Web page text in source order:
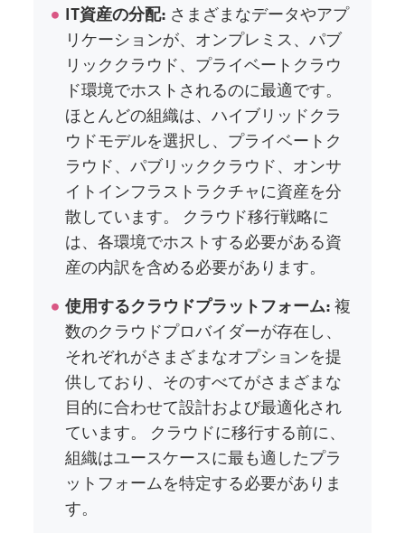
IT資産の分配: さまざまなデータやアプ
リケーションが、オンプレミス、パブ
リッククラウド、プライベートクラウ
ド環境でホストされるのに最適です。
ほとんどの組織は、ハイブリッドクラ
ウドモデルを選択し、プライベートク
ラウド、パブリッククラウド、オンサ
イトインフラストラクチャに資産を分
散しています。 クラウド移行戦略に
は、各環境でホストする必要がある資
産の内訳を含める必要があります。
使用するクラウドプラットフォーム:複
数のクラウドプロバイダーが存在し、
それぞれがさまざまなオプションを提
供しており、そのすべてがさまざまな
目的に合わせて設計および最適化され
ています。 クラウドに移行する前に、
組織はユースケースに最も適したプラ
ットフォームを特定する必要がありま
す。